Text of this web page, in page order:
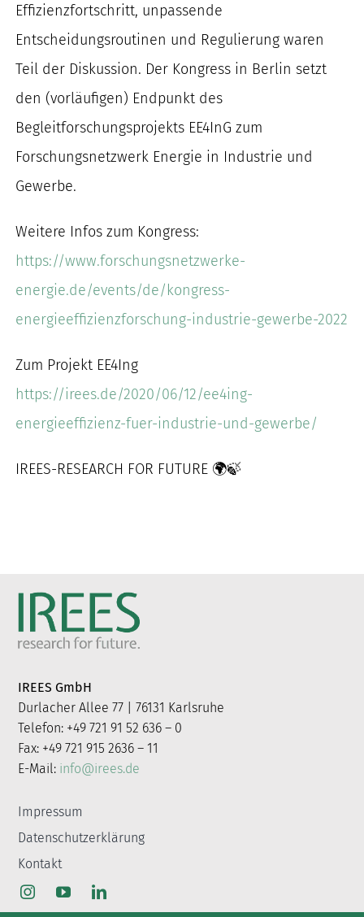
Effizienzfortschritt, unpassende
Entscheidungsroutinen und Regulierung waren
Teil der Diskussion. Der Kongress in Berlin setzt
den (vorläufigen) Endpunkt des
Begleitforschungsprojekts EE4InG zum
Forschungsnetzwerk Energie in Industrie und
Gewerbe.
Weitere Infos zum Kongress:
https://www.forschungsnetzwerke-
energie.de/events/de/kongress-
energieeffizienzforschung-industrie-gewerbe-2022
Zum Projekt EE4Ing
https://irees.de/2020/06/12/ee4ing-
energieeffizienz-fuer-industrie-und-gewerbe/
IREES-RESEARCH FOR FUTURE 🌍🍃
IREES GmbH
Durlacher Allee 77 | 76131 Karlsruhe
Telefon: +49 721 91 52 636 – 0
Fax: +49 721 915 2636 – 11
E-Mail: info@irees.de
Impressum
Datenschutzerklärung
Kontakt